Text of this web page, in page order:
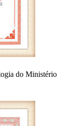
do Ministério